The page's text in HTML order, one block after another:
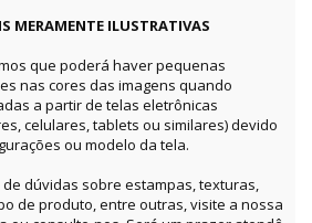
MERAMENTE ILUSTRATIVAS
que poderá haver pequenas
nas cores das imagens quando
a partir de telas eletrônicas
celulares, tablets ou similares) devido
ou modelo da tela.
de dúvidas sobre estampas, texturas,
de produto, entre outras, visite a nossa